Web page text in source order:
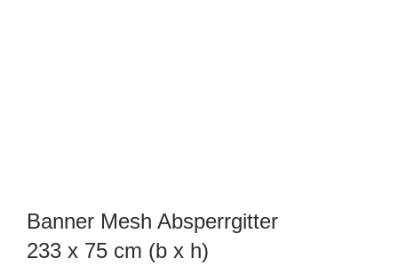
Banner Mesh Absperrgitter
233 x 75 cm (b x h)